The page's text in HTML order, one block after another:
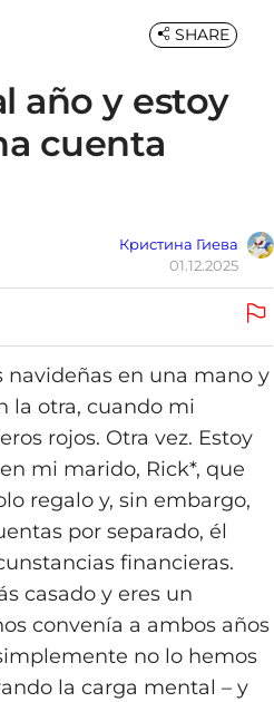
año y estoy
cuenta
Кристина Гиева
01.12.2025
SHARE
navideñas en una mano y
la otra, cuando mi
rojos. Otra vez. Estoy
mi marido, Rick*, que
regalo y, sin embargo,
por separado, él
financieras.
casado y eres un
convenía a ambos años
no lo hemos
la carga mental – y